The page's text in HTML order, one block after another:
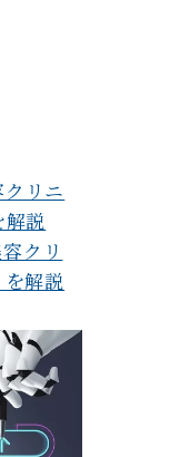
リニ
説